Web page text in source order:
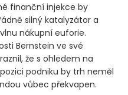
finanční injekce by
silný katalyzátor a
nákupní euforie.
Bernstein ve své
že s ohledem na
podniku by trh neměl
vůbec překvapen.